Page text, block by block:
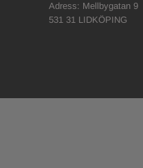
Adress: Mellbygatan 9
531 31 LIDKÖPING